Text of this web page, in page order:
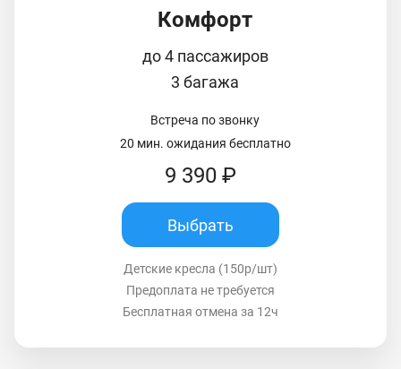
Комфорт
до 4 пассажиров
3 багажа
Встреча по звонку
20 мин. ожидания бесплатно
9 390 ₽
Выбрать
Детские кресла (150р/шт)
Предоплата не требуется
Бесплатная отмена за 12ч